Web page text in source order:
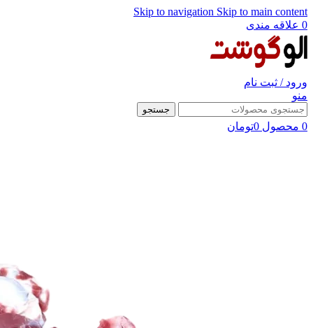
Skip to navigation Skip to main content
0 علاقه مندی
ورود / ثبت نام
منو
جستجو
0 محصول 0تومان